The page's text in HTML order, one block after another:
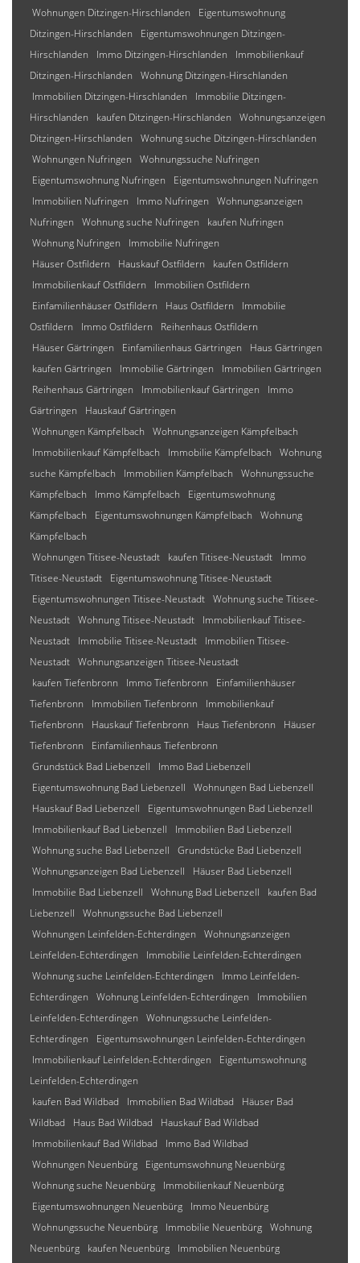
Wohnungen Ditzingen-Hirschlanden
Eigentumswohnung
Ditzingen-Hirschlanden
Eigentumswohnungen Ditzingen-
Hirschlanden
Immo Ditzingen-Hirschlanden
Immobilienkauf
Ditzingen-Hirschlanden
Wohnung Ditzingen-Hirschlanden
Immobilien Ditzingen-Hirschlanden
Immobilie Ditzingen-
Hirschlanden
kaufen Ditzingen-Hirschlanden
Wohnungsanzeigen
Ditzingen-Hirschlanden
Wohnung suche Ditzingen-Hirschlanden
Wohnungen Nufringen
Wohnungssuche Nufringen
Eigentumswohnung Nufringen
Eigentumswohnungen Nufringen
Immobilien Nufringen
Immo Nufringen
Wohnungsanzeigen
Nufringen
Wohnung suche Nufringen
kaufen Nufringen
Wohnung Nufringen
Immobilie Nufringen
Häuser Ostfildern
Hauskauf Ostfildern
kaufen Ostfildern
Immobilienkauf Ostfildern
Immobilien Ostfildern
Einfamilienhäuser Ostfildern
Haus Ostfildern
Immobilie
Ostfildern
Immo Ostfildern
Reihenhaus Ostfildern
Häuser Gärtringen
Einfamilienhaus Gärtringen
Haus Gärtringen
kaufen Gärtringen
Immobilie Gärtringen
Immobilien Gärtringen
Reihenhaus Gärtringen
Immobilienkauf Gärtringen
Immo
Gärtringen
Hauskauf Gärtringen
Wohnungen Kämpfelbach
Wohnungsanzeigen Kämpfelbach
Immobilienkauf Kämpfelbach
Immobilie Kämpfelbach
Wohnung
suche Kämpfelbach
Immobilien Kämpfelbach
Wohnungssuche
Kämpfelbach
Immo Kämpfelbach
Eigentumswohnung
Kämpfelbach
Eigentumswohnungen Kämpfelbach
Wohnung
Kämpfelbach
Wohnungen Titisee-Neustadt
kaufen Titisee-Neustadt
Immo
Titisee-Neustadt
Eigentumswohnung Titisee-Neustadt
Eigentumswohnungen Titisee-Neustadt Wohnung suche Titisee-
Neustadt Wohnung Titisee-Neustadt
Immobilienkauf Titisee-
Neustadt
Immobilie Titisee-Neustadt
Immobilien Titisee-
Neustadt Wohnungsanzeigen Titisee-Neustadt
kaufen Tiefenbronn
Immo Tiefenbronn
Einfamilienhäuser
Tiefenbronn
Immobilien Tiefenbronn
Immobilienkauf
Tiefenbronn
Hauskauf Tiefenbronn Haus Tiefenbronn
Häuser
Tiefenbronn
Einfamilienhaus Tiefenbronn
Grundstück Bad Liebenzell
Immo Bad Liebenzell
Eigentumswohnung Bad Liebenzell
Wohnungen Bad Liebenzell
Hauskauf Bad Liebenzell
Eigentumswohnungen Bad Liebenzell
Immobilienkauf Bad Liebenzell
Immobilien Bad Liebenzell
Wohnung suche Bad Liebenzell
Grundstücke Bad Liebenzell
Wohnungsanzeigen Bad Liebenzell
Häuser Bad Liebenzell
Immobilie Bad Liebenzell
Wohnung Bad Liebenzell
kaufen Bad
Liebenzell
Wohnungssuche Bad Liebenzell
Wohnungen Leinfelden-Echterdingen
Wohnungsanzeigen
Leinfelden-Echterdingen
Immobilie Leinfelden-Echterdingen
Wohnung suche Leinfelden-Echterdingen
Immo Leinfelden-
Echterdingen
Wohnung Leinfelden-Echterdingen
Immobilien
Leinfelden-Echterdingen
Wohnungssuche Leinfelden-
Echterdingen
Eigentumswohnungen Leinfelden-Echterdingen
Immobilienkauf Leinfelden-Echterdingen
Eigentumswohnung
Leinfelden-Echterdingen
kaufen Bad Wildbad
Immobilien Bad Wildbad
Häuser Bad
Wildbad
Haus Bad Wildbad
Hauskauf Bad Wildbad
Immobilienkauf Bad Wildbad
Immo Bad Wildbad
Wohnungen Neuenbürg
Eigentumswohnung Neuenbürg
Wohnung suche Neuenbürg
Immobilienkauf Neuenbürg
Eigentumswohnungen Neuenbürg
Immo Neuenbürg
Wohnungssuche Neuenbürg
Immobilie Neuenbürg Wohnung
Neuenbürg
kaufen Neuenbürg
Immobilien Neuenbürg